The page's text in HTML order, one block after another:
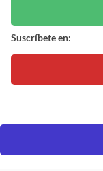
Suscríbete en: